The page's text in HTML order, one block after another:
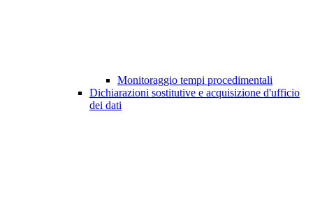
Monitoraggio tempi procedimentali
Dichiarazioni sostitutive e acquisizione d'ufficio
dei dati